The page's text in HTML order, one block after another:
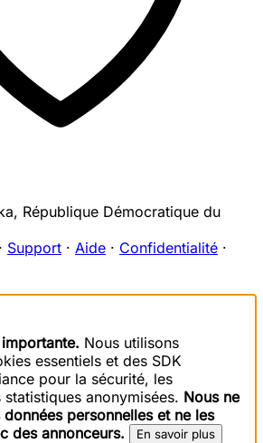
, République Démocratique du
Support · Aide · Confidentialité ·
Nous utilisons
essentiels et des SDK
pour la sécurité, les
anonymisées. Nous ne
personnelles et ne les
des annonceurs.
En savoir plus